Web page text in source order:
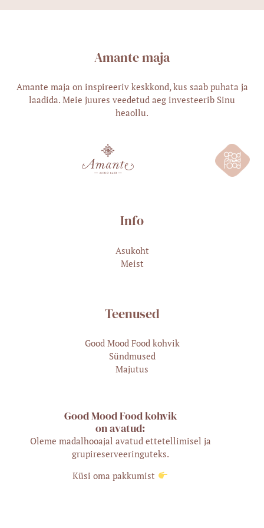
Amante maja
Amante maja on inspireeriv keskkond, kus saab puhata ja
laadida. Meie juures veedetud aeg investeerib Sinu
heaollu.
Info
Asukoht
Meist
Teenused
Good Mood Food kohvik
Sündmused
Majutus
Good Mood Food kohvik
on avatud:
Oleme madalhooajal avatud ettetellimisel ja
grupireserveeringuteks.
Küsi oma pakkumist